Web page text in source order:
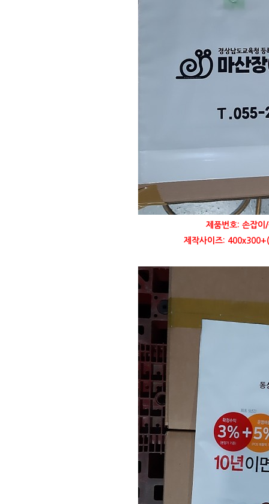
제품번호: 손잡이
제작사이즈: